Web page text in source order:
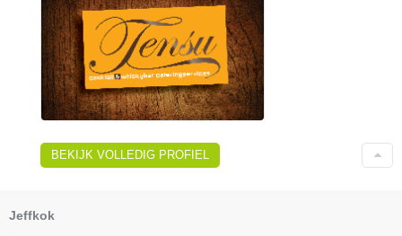
BEKIJK VOLLEDIG PROFIEL
Jeffkok